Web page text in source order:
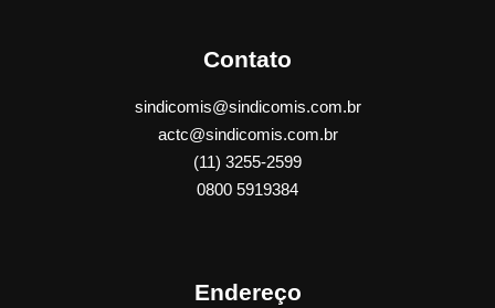
Contato
sindicomis@sindicomis.com.br
actc@sindicomis.com.br
(11) 3255-2599
0800 5919384
Endereço